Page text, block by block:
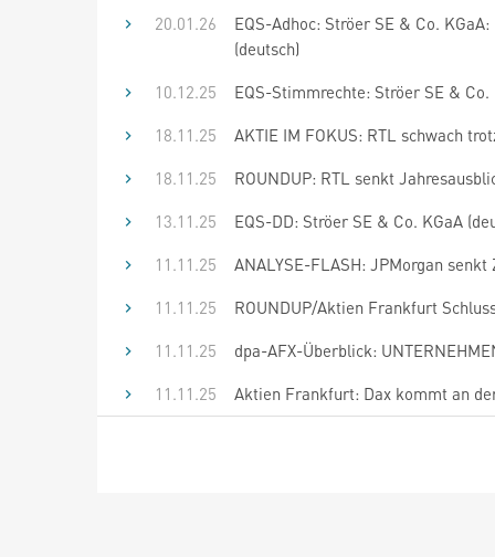
20.01.26
EQS-Adhoc: Ströer SE & Co.
(deutsch)
10.12.25
EQS-Stimmrechte: Ströer SE & Co.
18.11.25
AKTIE IM FOKUS: RTL schwach
18.11.25
ROUNDUP: RTL senkt
13.11.25
EQS-DD: Ströer SE & Co. KGaA
11.11.25
ANALYSE-FLASH: JPMorgan
11.11.25
ROUNDUP/Aktien Frankfurt
11.11.25
dpa-AFX-Überblick:
11.11.25
Aktien Frankfurt: Dax kommt an